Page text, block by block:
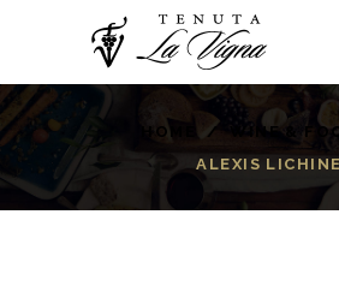
HOME / WINE &
ALEXIS LICHINE